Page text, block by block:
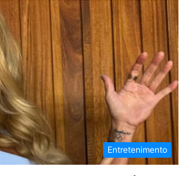
Entretenimento